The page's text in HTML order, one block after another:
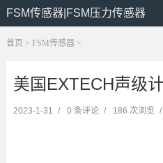
FSM传感器|FSM压力传感器
首页 > FSM传感器>
美国EXTECH声级
2023-1-31 / 0 条评论 / 186 次浏览 /